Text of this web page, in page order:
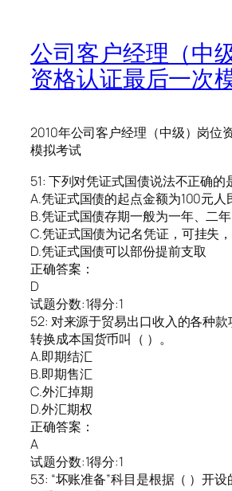
公司客户经理（中
资格认证最后一次
2010年公司客户经理（中级）岗位
模拟考试
51: 下列对凭证式国债说法不正确的
A.凭证式国债的起点金额为100元人
B.凭证式国债存期一般为一年、二
C.凭证式国债为记名凭证，可挂失
D.凭证式国债可以部份提前支取
正确答案：
D
试题分数:1得分:1
52: 对来源于贸易出口收入的各种
转换成本国货币叫（ ）。
A.即期结汇
B.即期售汇
C.外汇掉期
D.外汇期权
正确答案：
A
试题分数:1得分:1
53: “坏账准备”科目是根据（ ）开设